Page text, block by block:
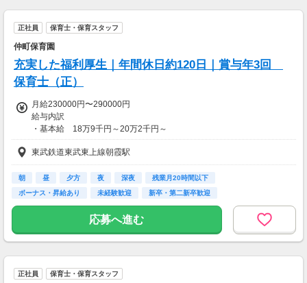
全額支給
正社員 保育士・保育スタッフ
仲町保育園
充実した福利厚生｜年間休日約120日｜賞与年3回
保育士（正）
月給230000円〜290000円
給与内訳
・基本給 18万9千円～20万2千円～
・調整手当 3万7千円～7万8千円
・固定残業代 1万円（4時間分）
※固定残業代は、時間外労働の有無にかかわらず支給。
4時間をを超える時間外労働は追加で支給します
※別途、経験手当・管理職手当・リーダー手当あり
※経験3年未満の場合は月給22万円～25万円
東武鉄道東武東上線朝霞駅
朝 昼 夕方 夜 深夜
残業月20時間以下
ボーナス・昇給あり
未経験歓迎 新卒・第二新卒歓迎
応募へ進む
正社員 保育士・保育スタッフ